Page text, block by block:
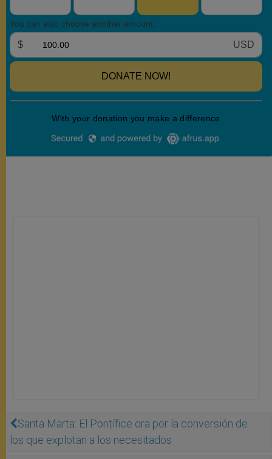
Santa Marta: El Pontífice ora por la conversión de
los que explotan a los necesitados